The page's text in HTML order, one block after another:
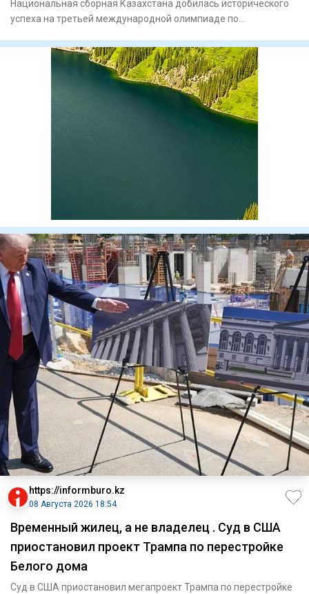
Национальная сборная Казахстана добилась исторического
успеха на третьей международной олимпиаде по
https://informburo.kz
08 Августа 2026 18:54
Временный жилец, а не владелец . Суд в США
приостановил проект Трампа по перестройке
Белого дома
Суд в США приостановил мегапроект Трампа по перестройке